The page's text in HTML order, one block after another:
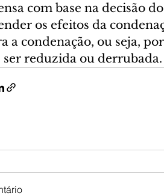
com base na decisão
os efeitos da
a condenação, ou seja,
ser reduzida ou derrubada.